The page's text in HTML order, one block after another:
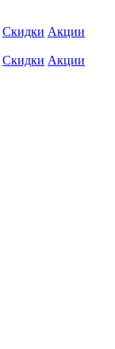
Скидки Акции
Скидки Акции